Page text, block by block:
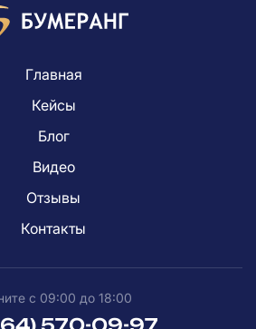
Главная
Кейсы
Блог
Видео
Отзывы
Контакты
с 09:00 до 18:00